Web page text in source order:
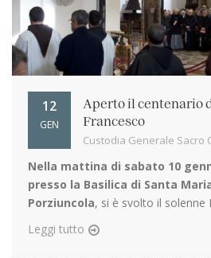
12
GEN
Aperto il centenario
Francesco
Custodia Generale Sacro
Nella mattina di sabato 10
presso la Basilica di Santa
Porziuncola, si è svolto il solenne
Leggi tutto